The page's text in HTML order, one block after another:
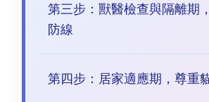
第三步：獸醫檢查與隔離期
防線
第四步：居家適應期，尊重